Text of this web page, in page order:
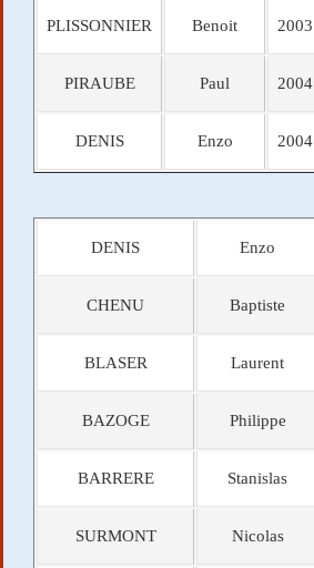
PLISSONNIER Benoit 2003
PIRAUBE Paul 2004
DENIS Enzo 2004
DENIS Enzo
CHENU Baptiste
BLASER Laurent
BAZOGE Philippe
BARRERE Stanislas
SURMONT Nicolas